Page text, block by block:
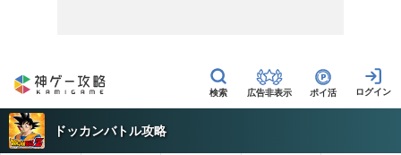
広告非表示 ポイ活
ドッカンバトル攻略